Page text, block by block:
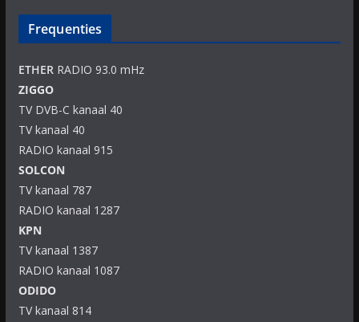
Frequenties
ETHERRADIO 93.0 mHz
ZIGGO
TV DVB-C kanaal 40
TV kanaal 40
RADIO kanaal 915
SOLCON
TV kanaal 787
RADIO kanaal 1287
KPN
TV kanaal 1387
RADIO kanaal 1087
ODIDO
TV kanaal 814